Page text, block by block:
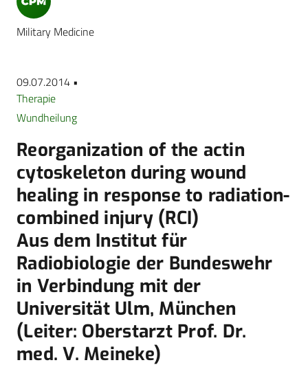
Military Medicine
09.07.2014 •
Therapie
Wundheilung
Reorganization of the actin
cytoskeleton during wound
healing in response to radiation-
combined injury (RCI)
Aus dem Institut für
Radiobiologie der Bundeswehr
in Verbindung mit der
Universität Ulm, München
(Leiter: Oberstarzt Prof. Dr.
med. V. Meineke)